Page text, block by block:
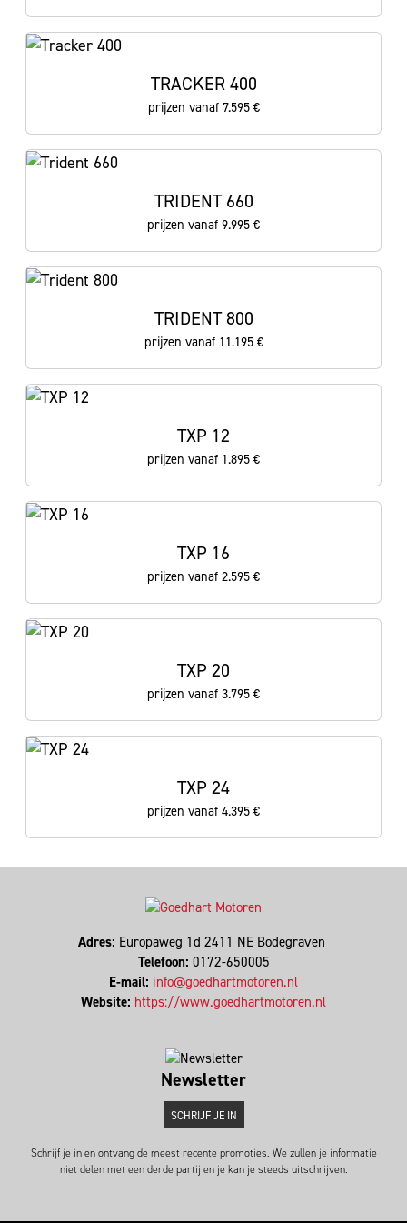
TRACKER 400
prijzen vanaf 7.595 €
TRIDENT 660
prijzen vanaf 9.995 €
TRIDENT 800
prijzen vanaf 11.195 €
TXP 12
prijzen vanaf 1.895 €
TXP 16
prijzen vanaf 2.595 €
TXP 20
prijzen vanaf 3.795 €
TXP 24
prijzen vanaf 4.395 €
Adres: Europaweg 1d 2411 NE Bodegraven
Telefoon: 0172-650005
E-mail: info@goedhartmotoren.nl
Website: https://www.goedhartmotoren.nl
Newsletter
SCHRIJF JE IN
Schrijf je in en ontvang de meest recente promoties. We zullen je informatie
niet delen met een derde partij en je kan je steeds uitschrijven.